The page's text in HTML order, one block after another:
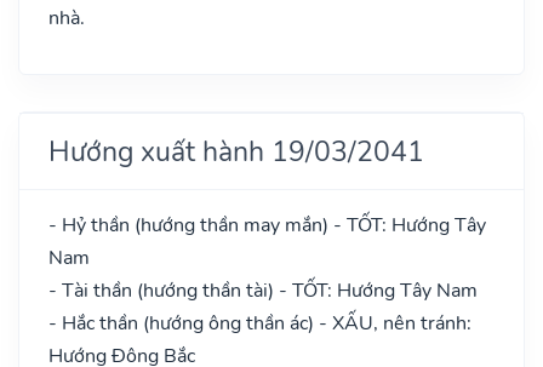
nhà.
Hướng xuất hành 19/03/2041
- Hỷ thần (hướng thần may mắn) - TỐT: Hướng Tây
Nam
- Tài thần (hướng thần tài) - TỐT: Hướng Tây Nam
- Hắc thần (hướng ông thần ác) - XẤU, nên tránh:
Hướng Đông Bắc